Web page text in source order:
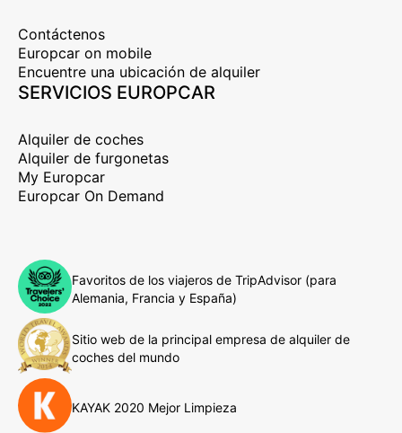
Contáctenos
Europcar on mobile
Encuentre una ubicación de alquiler
SERVICIOS EUROPCAR
Alquiler de coches
Alquiler de furgonetas
My Europcar
Europcar On Demand
Favoritos de los viajeros de TripAdvisor (para
Alemania, Francia y España)
Sitio web de la principal empresa de alquiler de
coches del mundo
KAYAK 2020 Mejor Limpieza